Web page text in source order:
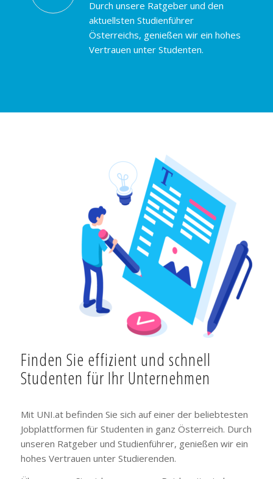
Durch unsere Ratgeber und den
aktuellsten Studienführer
Österreichs, genießen wir ein hohes
Vertrauen unter Studenten.
Finden Sie effizient und schnell
Studenten für Ihr Unternehmen
Mit UNI.at befinden Sie sich auf einer der beliebtesten
Jobplattformen für Studenten in ganz Österreich. Durch
unseren Ratgeber und Studienführer, genießen wir ein
hohes Vertrauen unter Studierenden.